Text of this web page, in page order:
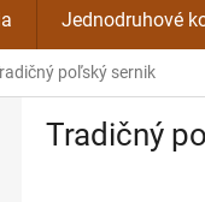
Jednodruhové
poľský sernik
Tradičný